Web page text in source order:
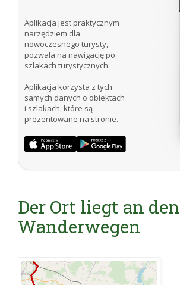
Aplikacja jest praktycznym
narzędziem dla
nowoczesnego turysty,
pozwala na nawigację po
szlakach turystycznych.
Aplikacja korzysta z tych
samych danych o obiektach
i szlakach, które są
prezentowane na stronie.
Der Ort liegt an den
Wanderwegen